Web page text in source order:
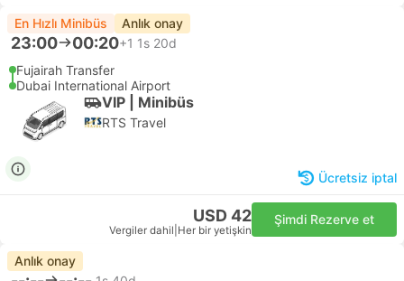
En Hızlı Minibüs Anlık onay
23:00 00:20+1 1s 20d
Fujairah Transfer
Dubai International Airport
VIP | Minibüs
RTS Travel
Ücretsiz iptal
USD 42
Vergiler dahil Her bir yetişkin
Şimdi Rezerve et
Anlık onay